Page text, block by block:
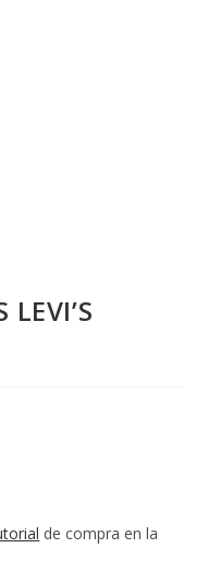
LEVI’S
de compra en la